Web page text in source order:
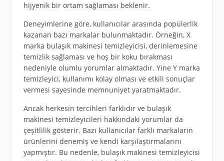
hijyenik bir ortam sağlaması beklenir.
Deneyimlerine göre, kullanıcılar arasında popülerlik
kazanan bazı markalar bulunmaktadır. Örneğin, X
marka bulaşık makinesi temizleyicisi, derinlemesine
temizlik sağlaması ve hoş bir koku bırakması
nedeniyle olumlu yorumlar almaktadır. Yine Y marka
temizleyici, kullanımı kolay olması ve etkili sonuçlar
vermesi sayesinde memnuniyet yaratmaktadır.
Ancak herkesin tercihleri farklıdır ve bulaşık
makinesi temizleyicileri hakkındaki yorumlar da
çeşitlilik gösterir. Bazı kullanıcılar farklı markaların
ürünlerini denemiş ve kendi karşılaştırmalarını
yapmıştır. Bu nedenle, bulaşık makinesi temizleyicisi